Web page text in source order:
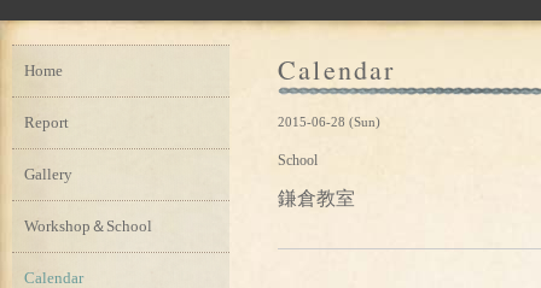
Calendar
2015-06-28 (Sun)
School
鎌倉教室
Home
Report
Gallery
Workshop＆School
Calendar